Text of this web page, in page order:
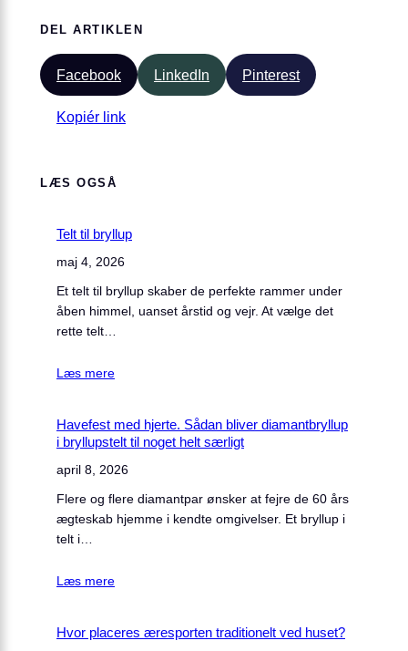
DEL ARTIKLEN
Facebook LinkedIn Pinterest
Kopiér link
LÆS OGSÅ
Telt til bryllup
maj 4, 2026
Et telt til bryllup skaber de perfekte rammer under
åben himmel, uanset årstid og vejr. At vælge det
rette telt…
Læs mere
Havefest med hjerte. Sådan bliver diamantbryllup
i bryllupstelt til noget helt særligt
april 8, 2026
Flere og flere diamantpar ønsker at fejre de 60 års
ægteskab hjemme i kendte omgivelser. Et bryllup i
telt i…
Læs mere
Hvor placeres æresporten traditionelt ved huset?